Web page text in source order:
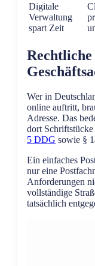
Digitale
Verwaltung
spart Zeit
Wer in
online auftritt,
Adresse. Das
dort
5 DDG sowie §
Ein einfaches
nur eine
Anforderungen
vollständige
tatsächlich